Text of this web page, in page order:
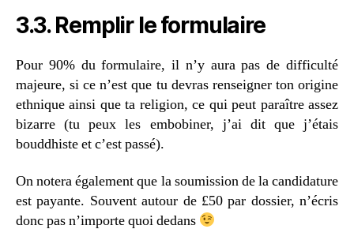
3.3. Remplir le formulaire
Pour 90% du formulaire, il n’y aura pas de difficulté
majeure, si ce n’est que tu devras renseigner ton origine
ethnique ainsi que ta religion, ce qui peut paraître assez
bizarre (tu peux les embobiner, j’ai dit que j’étais
bouddhiste et c’est passé).
On notera également que la soumission de la candidature
est payante. Souvent autour de £50 par dossier, n’écris
donc pas n’importe quoi dedans